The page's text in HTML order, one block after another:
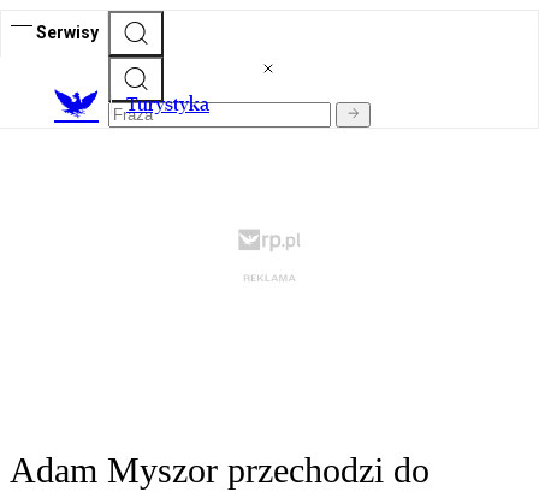
Serwisy
Turystyka
Adam Myszor przechodzi do